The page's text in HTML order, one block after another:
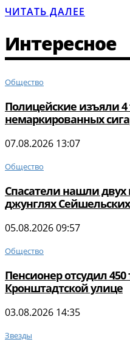
ЧИТАТЬ ДАЛЕЕ
Интересное
Общество
Полицейские изъяли
немаркированных
07.08.2026 13:07
Общество
Спасатели нашли
джунглях
05.08.2026 09:57
Общество
Пенсионер отсудил
Кронштадтской улице
03.08.2026 14:35
Звезды